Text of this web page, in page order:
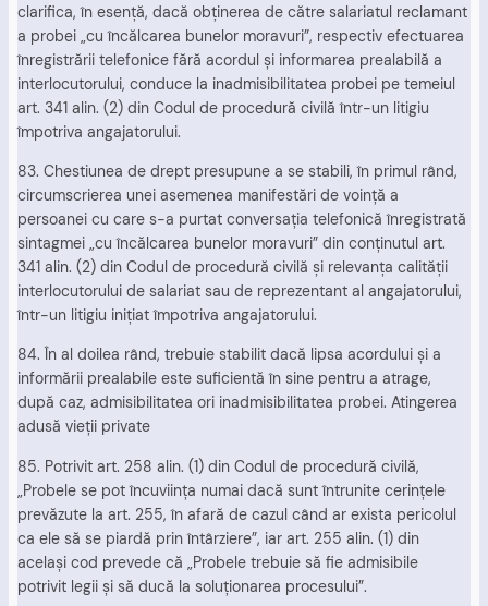
clarifica, în esenţă, dacă obţinerea de către salariatul reclamant
a probei „cu încălcarea bunelor moravuri”, respectiv efectuarea
înregistrării telefonice fără acordul şi informarea prealabilă a
interlocutorului, conduce la inadmisibilitatea probei pe temeiul
art. 341 alin. (2) din Codul de procedură civilă într-un litigiu
împotriva angajatorului.
83. Chestiunea de drept presupune a se stabili, în primul rând,
circumscrierea unei asemenea manifestări de voinţă a
persoanei cu care s-a purtat conversaţia telefonică înregistrată
sintagmei „cu încălcarea bunelor moravuri” din conţinutul art.
341 alin. (2) din Codul de procedură civilă şi relevanţa calităţii
interlocutorului de salariat sau de reprezentant al angajatorului,
într-un litigiu iniţiat împotriva angajatorului.
84. În al doilea rând, trebuie stabilit dacă lipsa acordului şi a
informării prealabile este suficientă în sine pentru a atrage,
după caz, admisibilitatea ori inadmisibilitatea probei. Atingerea
adusă vieţii private
85. Potrivit art. 258 alin. (1) din Codul de procedură civilă,
„Probele se pot încuviinţa numai dacă sunt întrunite cerinţele
prevăzute la art. 255, în afară de cazul când ar exista pericolul
ca ele să se piardă prin întârziere”, iar art. 255 alin. (1) din
acelaşi cod prevede că „Probele trebuie să fie admisibile
potrivit legii şi să ducă la soluţionarea procesului”.